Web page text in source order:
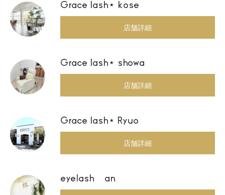
Grace lash⋆ kose
店舗詳細
Grace lash⋆ showa
店舗詳細
Grace lash⋆ Ryuo
店舗詳細
eyelash an